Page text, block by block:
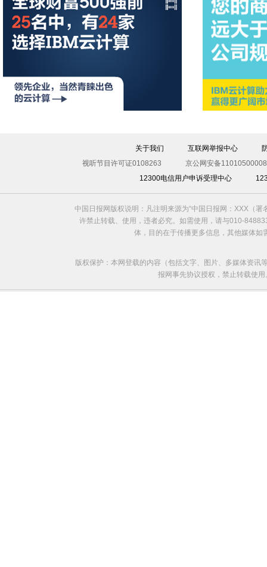
关于我们 互联网举报中心
视听节目许可证0108263
京公网安备
12300电信用户申诉受理中心
中国日报网版权说明：凡注明来源为“中国日报网：XXX（
许禁止转载、使用，违者必究。如需使用，请与010-
体，目的在于传播更多信息，其他媒体
版权保护：本网登载的内容（包括文字、图片、多媒体资
报网事先协议授权，禁止转载使